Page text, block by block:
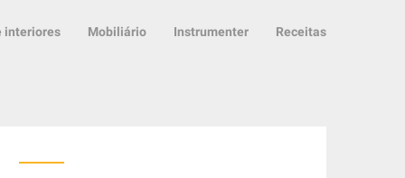
interiores Mobiliário Instrumenter Receitas